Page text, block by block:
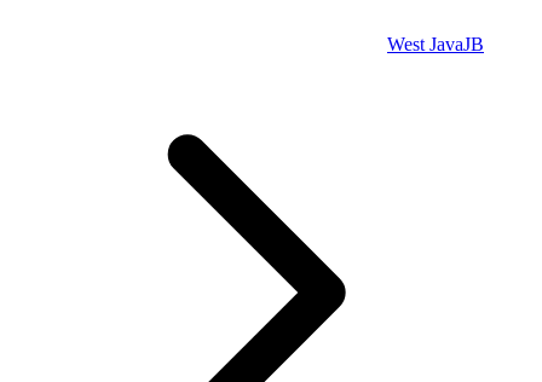
West JavaJB